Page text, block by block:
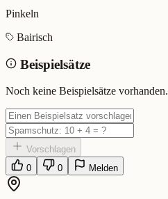
Brunzn (Bairisch)
Bedeutung: Pinkeln
Eingereicht von: Mundwerk Team
Pinkeln
Bairisch
Beispielsätze
Noch keine Beispielsätze vorhanden.
Vorschlagen
0
0 Melden